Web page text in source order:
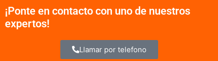
contenido
¡Ponte en contacto con uno de nuestros
expertos!
Llamar por telefono